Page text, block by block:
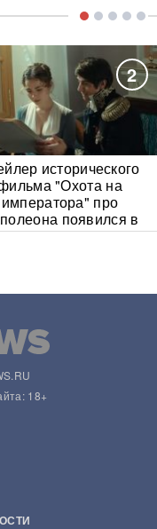
2
исторического
"Охота на
императора" про
появился в
Сети
18+